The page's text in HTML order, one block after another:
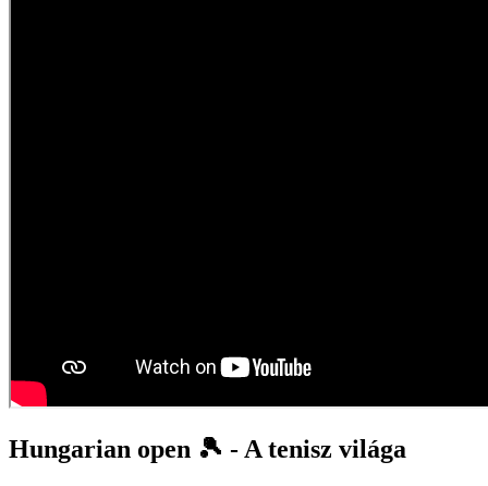
Hungarian open 🎾 - A tenisz világa